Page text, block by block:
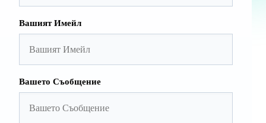
Вашият Имейл
Вашето Съобщение